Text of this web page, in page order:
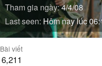
Tham gia ngày 4/4/08
Last seen Hôm nay lúc
Bài viết
6,211